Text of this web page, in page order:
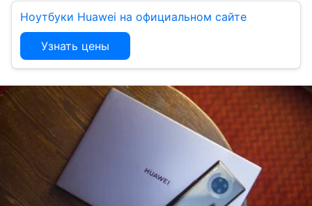
Ноутбуки Huawei на официальном сайте
Узнать цены